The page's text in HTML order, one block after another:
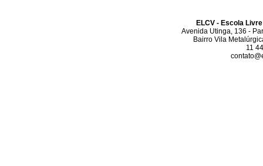
ELCV - Escola
Avenida Utinga, 136 -
Bairro Vila
11